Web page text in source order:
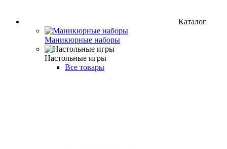
Каталог
Маникюрные наборы
Настольные игры
Все товары